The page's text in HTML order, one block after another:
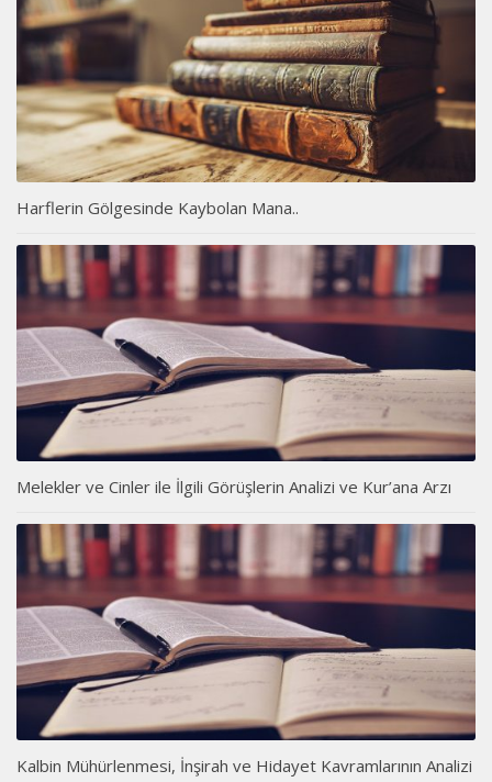
Harflerin Gölgesinde Kaybolan Mana..
Melekler ve Cinler ile İlgili Görüşlerin Analizi ve Kur’ana Arzı
Kalbin Mühürlenmesi, İnşirah ve Hidayet Kavramlarının Analizi